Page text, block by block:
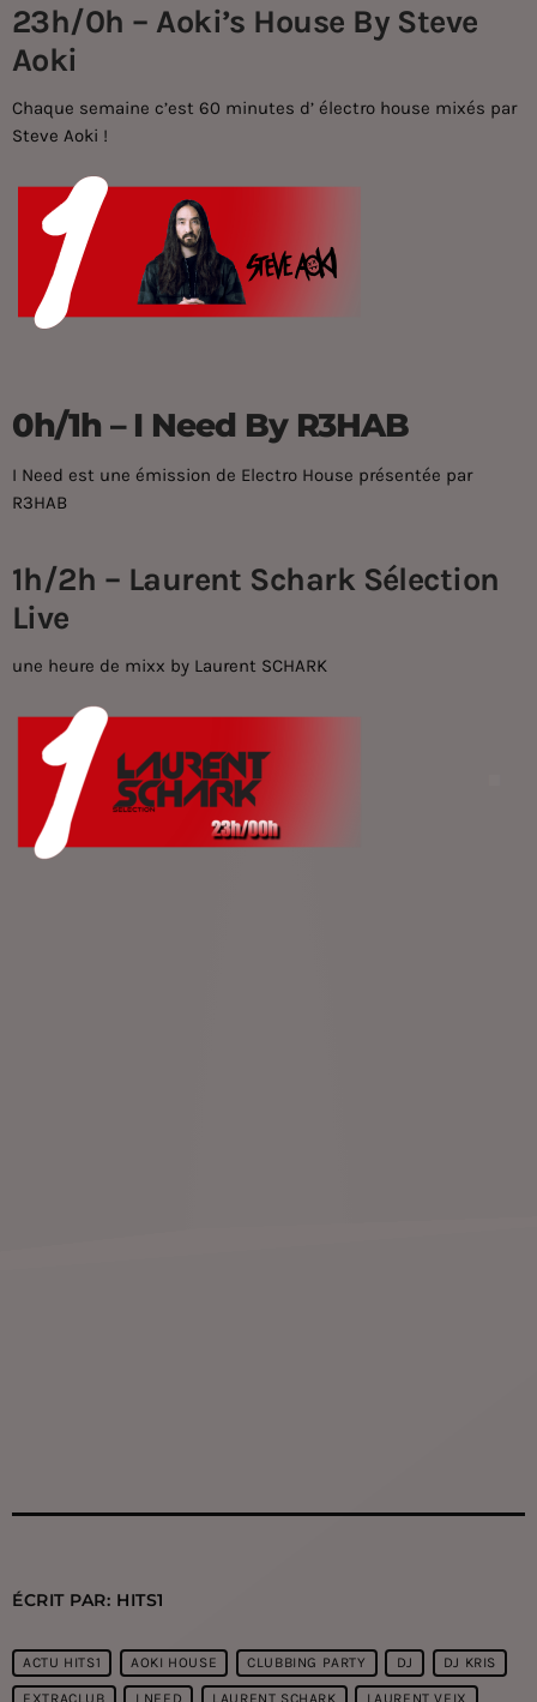
23h/0h – Aoki’s House By Steve
Aoki
Chaque semaine c’est 60 minutes d’ électro house mixés par
Steve Aoki !
0h/1h – I Need By R3HAB
I Need est une émission de Electro House présentée par
R3HAB
1h/2h – Laurent Schark Sélection
Live
une heure de mixx by Laurent SCHARK
ÉCRIT PAR: HITS1
ACTU HITS1 AOKI HOUSE CLUBBING PARTY DJ DJ KRIS